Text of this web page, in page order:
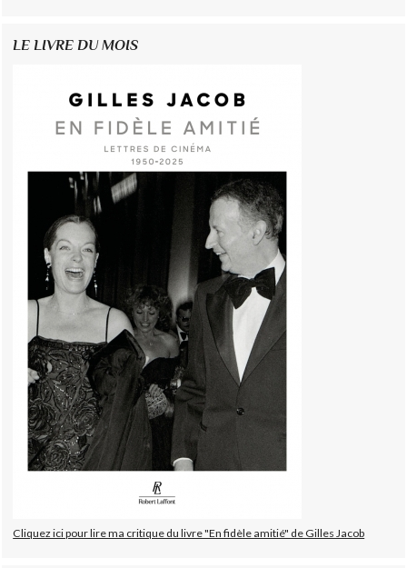
LE LIVRE DU MOIS
Cliquez ici pour lire ma critique du livre "En fidèle amitié" de Gilles Jacob